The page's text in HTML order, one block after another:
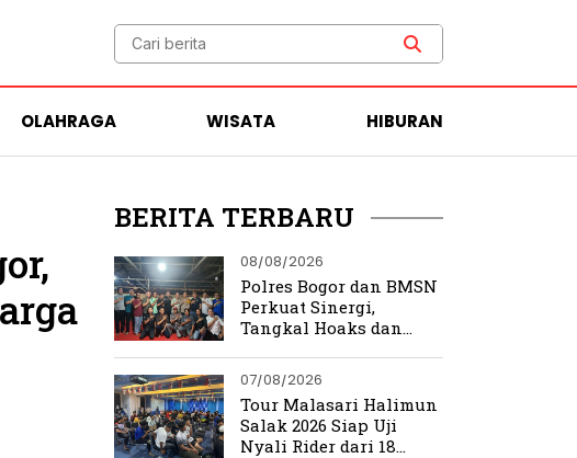
OLAHRAGA WISATA HIBURAN
BERITA TERBARU
08/08/2026
Polres Bogor dan BMSN
Perkuat Sinergi,
Tangkal Hoaks dan
07/08/2026
Tour Malasari Halimun
Salak 2026 Siap Uji
Nyali Rider dari 18